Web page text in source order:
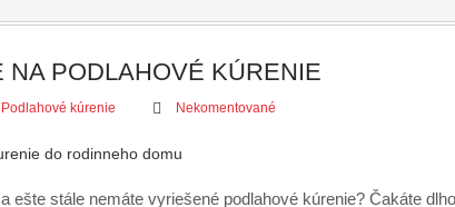
NA PODLAHOVÉ KÚRENIE
Podlahové kúrenie Nekomentované
ešte stále nemáte vyriešené podlahové kúrenie? Čakáte